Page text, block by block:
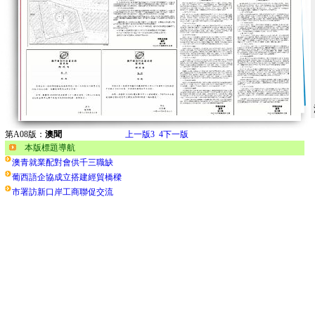
第A08版： 澳聞 上一版3 4下一版
本版標題導航
澳青就業配對會供千三職缺
葡西語企協成立搭建經貿橋樑
市署訪新口岸工商聯促交流